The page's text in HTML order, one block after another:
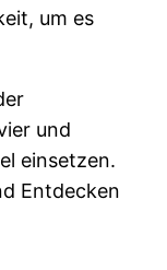
um es
und
einsetzen.
Entdecken